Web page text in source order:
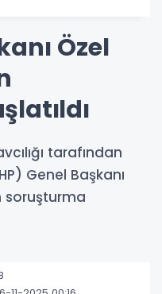
Özel
tarafından
Genel Başkanı
soruşturma